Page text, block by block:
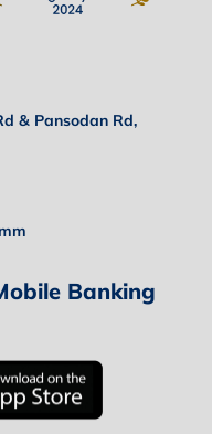
& Pansodan Rd,
Banking